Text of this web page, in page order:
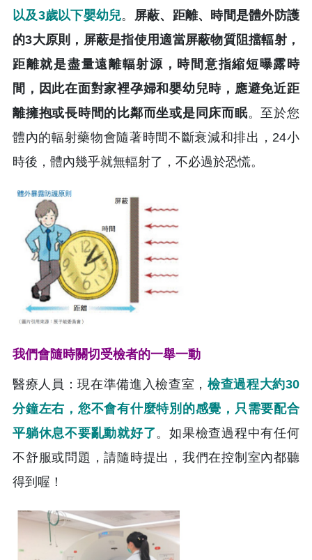
以及3歲以下嬰幼兒。
屏蔽、距離、時間是體外防護
的3大原則，屏蔽是指使用適當屏蔽物質阻擋輻射，
距離就是盡量遠離輻射源，時間意指縮短曝露時
間，因此在面對家裡孕婦和嬰幼兒時，應避免近距
離擁抱或長時間的比鄰而坐或是同床而眠。至於您
體內的輻射藥物會隨著時間不斷衰減和排出，24小
時後，體內幾乎就無輻射了，不必過於恐慌。
我們會隨時關切受檢者的一舉一動
醫療人員：現在準備進入檢查室， 檢查過程大約30
分鐘左右，您不會有什麼特別的感覺，只需要配合
平躺休息不要亂動就好了。如果檢查過程中有任何
不舒服或問題，請隨時提出，我們在控制室內都聽
得到喔！